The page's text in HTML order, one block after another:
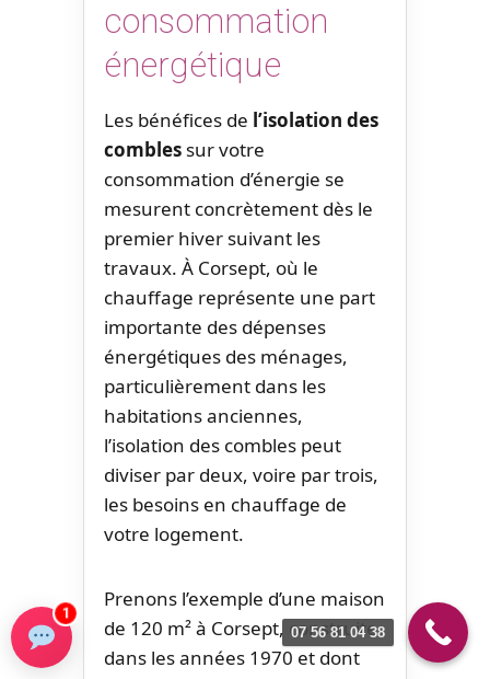
consommation
énergétique
Les bénéfices de l’isolation des
combles sur votre
consommation d’énergie se
mesurent concrètement dès le
premier hiver suivant les
travaux. À Corsept, où le
chauffage représente une part
importante des dépenses
énergétiques des ménages,
particulièrement dans les
habitations anciennes,
l’isolation des combles peut
diviser par deux, voire par trois,
les besoins en chauffage de
votre logement.
Prenons l’exemple d’une maison
de 120 m² à Corsept, construite
dans les années 1970 et dont
07 56 81 04 38
1